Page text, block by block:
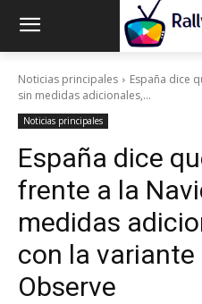
Noticias principales
España dice
sin medidas adicionales,...
Noticias principales
España dice
frente a la
medidas
con la variante
Observe